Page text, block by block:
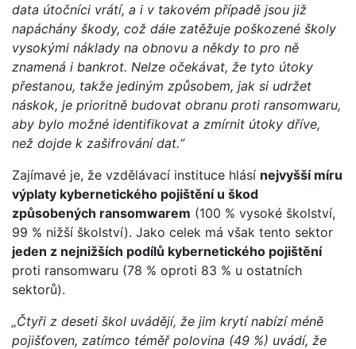
data útočníci vrátí, a i v takovém případě jsou již
napáchány škody, což dále zatěžuje poškozené školy
vysokými náklady na obnovu a někdy to pro ně
znamená i bankrot. Nelze očekávat, že tyto útoky
přestanou, takže jediným způsobem, jak si udržet
náskok, je prioritně budovat obranu proti ransomwaru,
aby bylo možné identifikovat a zmírnit útoky dříve,
než dojde k zašifrování dat.“
Zajímavé je, že vzdělávací instituce hlásí nejvyšší míru
výplaty kybernetického pojištění u škod
způsobených ransomwarem (100 % vysoké školství,
99 % nižší školství). Jako celek má však tento sektor
jeden z nejnižších podílů kybernetického pojištění
proti ransomwaru (78 % oproti 83 % u ostatních
sektorů).
„Čtyři z deseti škol uvádějí, že jim krytí nabízí méně
pojišťoven, zatímco téměř polovina (49 %) uvádí, že